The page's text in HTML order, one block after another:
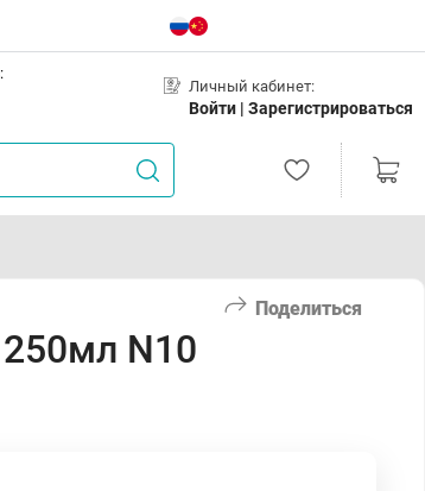
Личный кабинет:
Войти | Зарегистрироваться
Поделиться
N10